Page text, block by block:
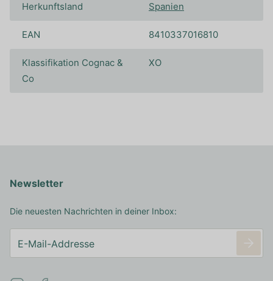
Herkunftsland Spanien
EAN 8410337016810
Klassifikation Cognac &
Co
XO
Newsletter
Die neuesten Nachrichten in deiner Inbox: